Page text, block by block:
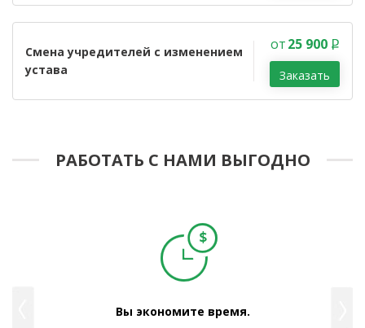
Смена учредителей с изменением
устава
от25 900
Заказать
РАБОТАТЬ С НАМИ ВЫГОДНО
Вы экономите время.